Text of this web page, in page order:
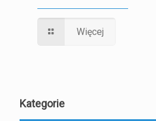
Więcej
Kategorie